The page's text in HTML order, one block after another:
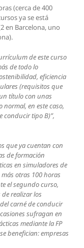
(cerca de 400
ya se está
en Barcelona, uno
de este curso
de todo lo
eficiencia
(requisitos que
título con unas
en este caso,
conducir tipo B)”,
que ya cuentan con
de formación
en simuladores de
otras 100 horas
el segundo curso,
realizar los
carné de conducir
sufragan en
mediante la FP
benefician: empresas